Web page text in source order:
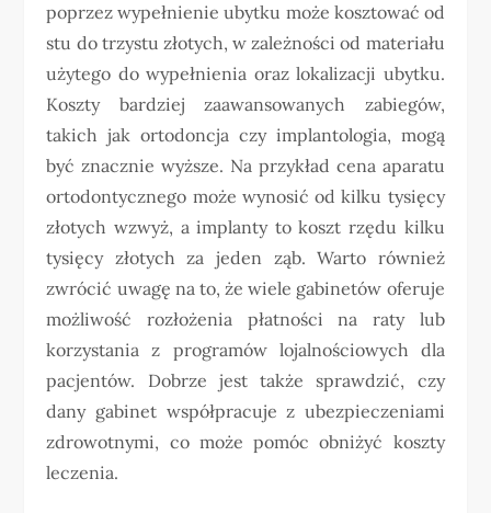
poprzez wypełnienie ubytku może kosztować od
stu do trzystu złotych, w zależności od materiału
użytego do wypełnienia oraz lokalizacji ubytku.
Koszty bardziej zaawansowanych zabiegów,
takich jak ortodoncja czy implantologia, mogą
być znacznie wyższe. Na przykład cena aparatu
ortodontycznego może wynosić od kilku tysięcy
złotych wzwyż, a implanty to koszt rzędu kilku
tysięcy złotych za jeden ząb. Warto również
zwrócić uwagę na to, że wiele gabinetów oferuje
możliwość rozłożenia płatności na raty lub
korzystania z programów lojalnościowych dla
pacjentów. Dobrze jest także sprawdzić, czy
dany gabinet współpracuje z ubezpieczeniami
zdrowotnymi, co może pomóc obniżyć koszty
leczenia.